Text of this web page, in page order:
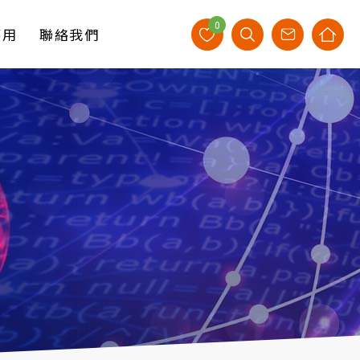
聯絡我們 0